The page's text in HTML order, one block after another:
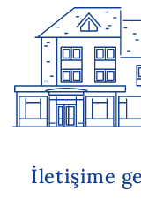
İletişime